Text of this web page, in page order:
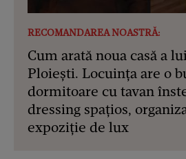
RECOMANDAREA NOASTRĂ:
Cum arată noua casă a
Ploiești. Locuința are o
dormitoare cu tavan
dressing spațios,
expoziție de lux